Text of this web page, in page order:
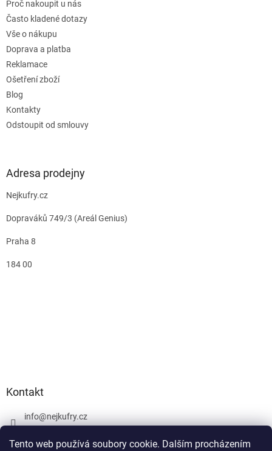
Tento web používá soubory cookie. Dalším procházením
Proč nakoupit u nás
Často kladené dotazy
Vše o nákupu
Doprava a platba
Reklamace
Ošetření zboží
Blog
Kontakty
Odstoupit od smlouvy
Adresa prodejny
Nejkufry.cz
Dopraváků 749/3 (Areál Genius)
Praha 8
184 00
Kontakt
info@nejkufry.cz